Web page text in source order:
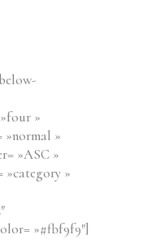
»
»normal »
»ASC »
»category »
»#fbf9f9″]